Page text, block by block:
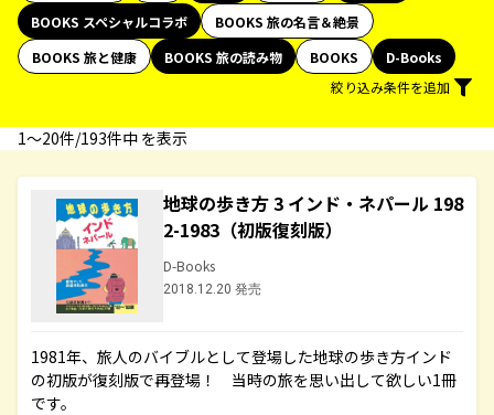
BOOKS スペシャルコラボ
BOOKS 旅の名言＆絶景
BOOKS 旅と健康
BOOKS 旅の読み物 BOOKS
D-Books
絞り込み条件を追加
1〜20件/193件中 を表示
地球の歩き方 3 インド・ネパール 198
2-1983（初版復刻版）
D-Books
2018.12.20 発売
1981年、旅人のバイブルとして登場した地球の歩き方インド
の初版が復刻版で再登場！ 当時の旅を思い出して欲しい1冊
です。